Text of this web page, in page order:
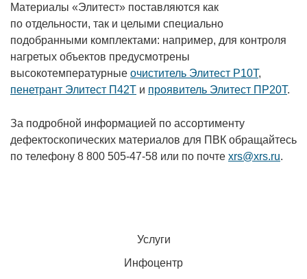
Материалы «Элитест» поставляются как
по отдельности, так и целыми специально
подобранными комплектами: например, для контроля
нагретых объектов предусмотрены
высокотемпературные очиститель Элитест Р10Т,
пенетрант Элитест П42Т и проявитель Элитест ПР20Т.
За подробной информацией по ассортименту
дефектоскопических материалов для ПВК обращайтесь
по телефону 8 800 505-47-58 или по почте xrs@xrs.ru.
Услуги
Инфоцентр